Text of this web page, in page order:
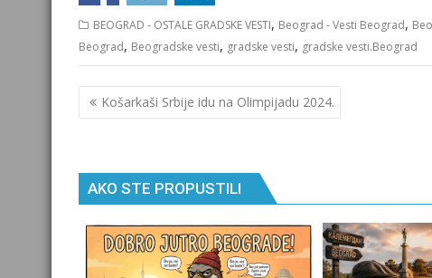
BEOGRAD - OSTALE GRADSKE VESTI, Beograd - Vesti Beograd,
Beograd, Beogradske vesti, gradske vesti, gradske vesti.Beograd
Кретање
чланка
Košarkaši Srbije idu na Olimpijadu 2024.
AKO STE PROPUSTILI